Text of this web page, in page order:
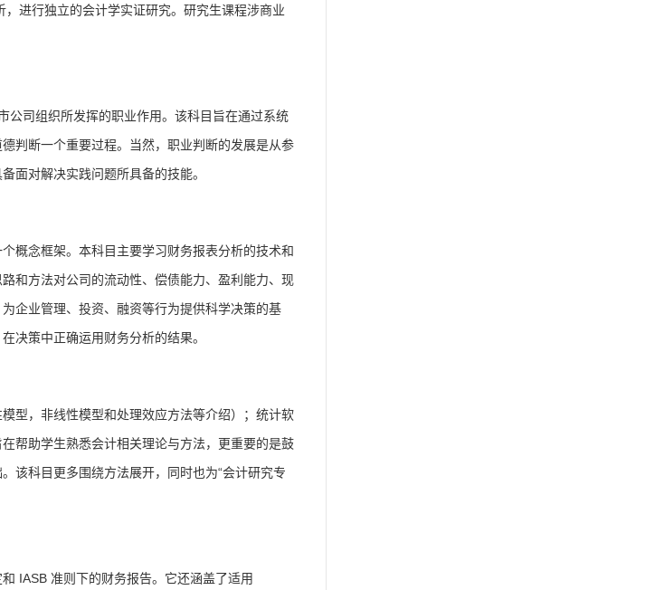
进行独立的会计学实证研究。研究生课程涉商业
公司组织所发挥的职业作用。该科目 旨在通过系统
判断一个重要过程。当然，职业判断的发展是从参
面对解决实践问题所具备的技能。
概念框架。本科目 主要学习财务报表分析的技术和
和方法对公司的流动性、偿债能力、盈利能力、现
企业管理、投资、融资等行为提供科学决策的基
决策中正确运用财务分析的结果。
型，非线性模型和处理效应方法等介绍）；统计软
在帮助学生熟悉会计相关理论与方法，更重要的是鼓
。该科目 更多围绕方法展开，同时也为“会计研究专
IASB 准则下的财务报告。它还涵盖了适用